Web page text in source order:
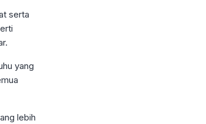
serta
yang
lebih